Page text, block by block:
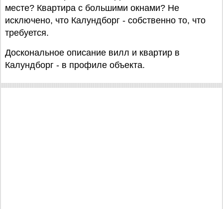
месте? Квартира с большими окнами? Не
исключено, что Калундборг - собственно то, что
требуется.
Доскональное описание вилл и квартир в
Калундборг - в профиле объекта.